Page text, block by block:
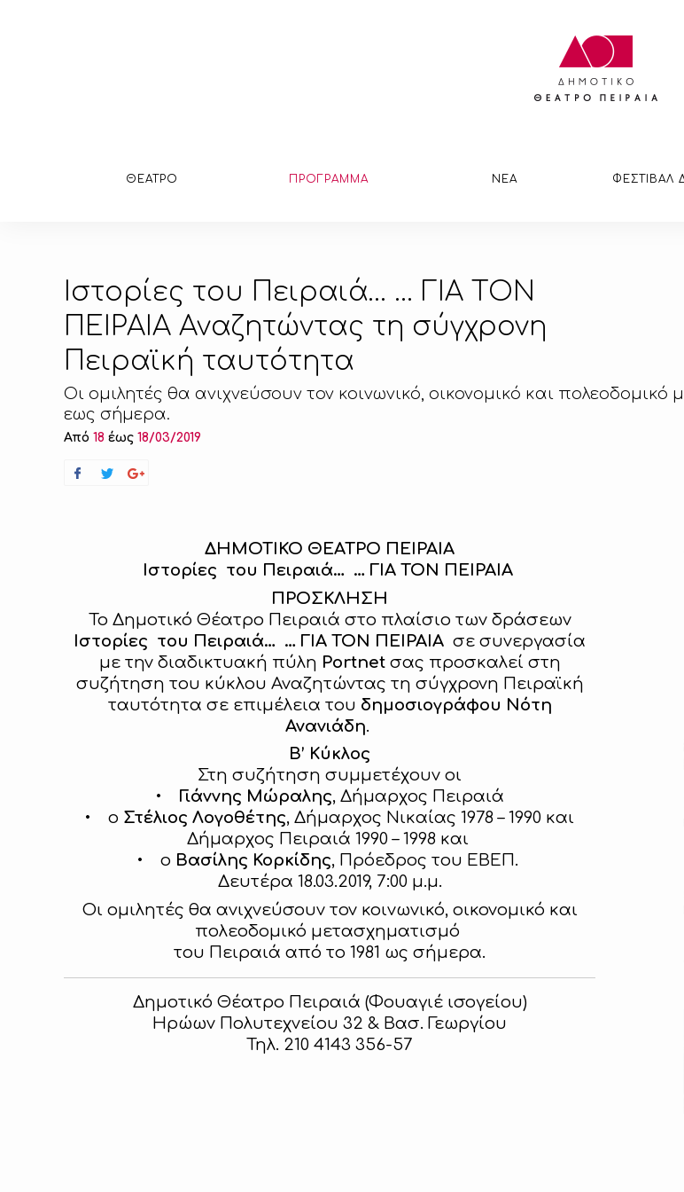
ΘΕΑΤΡΟ ΠΡΟΓΡΑΜΜΑ ΝΕΑ ΦΕΣΤΙΒΑΛ
Ιστορίες του Πειραιά… … ΓΙΑ ΤΟΝ
ΠΕΙΡΑΙΑ Αναζητώντας τη σύγχρονη
Πειραϊκή ταυτότητα
Οι ομιλητές θα ανιχνεύσουν τον κοινωνικό, οικονομικό και
εως σήμερα.
Από 18 έως 18/03/2019
ΔΗΜΟΤΙΚΟ ΘΕΑΤΡΟ ΠΕΙΡΑΙΑ
Ιστορίες του Πειραιά… … ΓΙΑ ΤΟΝ ΠΕΙΡΑΙΑ
ΠΡΟΣΚΛΗΣΗ
Το Δημοτικό Θέατρο Πειραιά στο πλαίσιο των δράσεων
Ιστορίες του Πειραιά… … ΓΙΑ ΤΟΝ ΠΕΙΡΑΙΑ σε συνεργασία
με την διαδικτυακή πύλη Portnet σας προσκαλεί στη
συζήτηση του κύκλου Αναζητώντας τη σύγχρονη Πειραϊκή
ταυτότητα σε επιμέλεια του δημοσιογράφου Νότη
Ανανιάδη.
Β’ Κύκλος
Στη συζήτηση συμμετέχουν οι
•
Γιάννης Μώραλης, Δήμαρχος Πειραιά
• ο Στέλιος Λογοθέτης, Δήμαρχος Νικαίας 1978 – 1990 και
Δήμαρχος Πειραιά 1990 – 1998 και
• ο Βασίλης Κορκίδης, Πρόεδρος του ΕΒΕΠ.
Δευτέρα 18.03.2019, 7:00 μ.μ.
Οι ομιλητές θα ανιχνεύσουν τον κοινωνικό, οικονομικό και
πολεοδομικό μετασχηματισμό
του Πειραιά από το 1981 ως σήμερα.
Δημοτικό Θέατρο Πειραιά (Φουαγιέ ισογείου)
Ηρώων Πολυτεχνείου 32 & Βασ. Γεωργίου
Τηλ. 210 4143 356-57